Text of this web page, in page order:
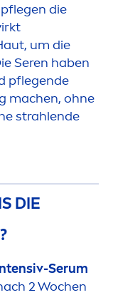
die
um die
Seren haben
pflegende
machen, ohne
strahlende
DIE
Serum
2 Wochen